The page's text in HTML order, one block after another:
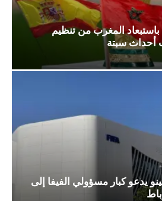
المغرب من تنظيم
يدعو كبار مسؤولي الفيفا إلى